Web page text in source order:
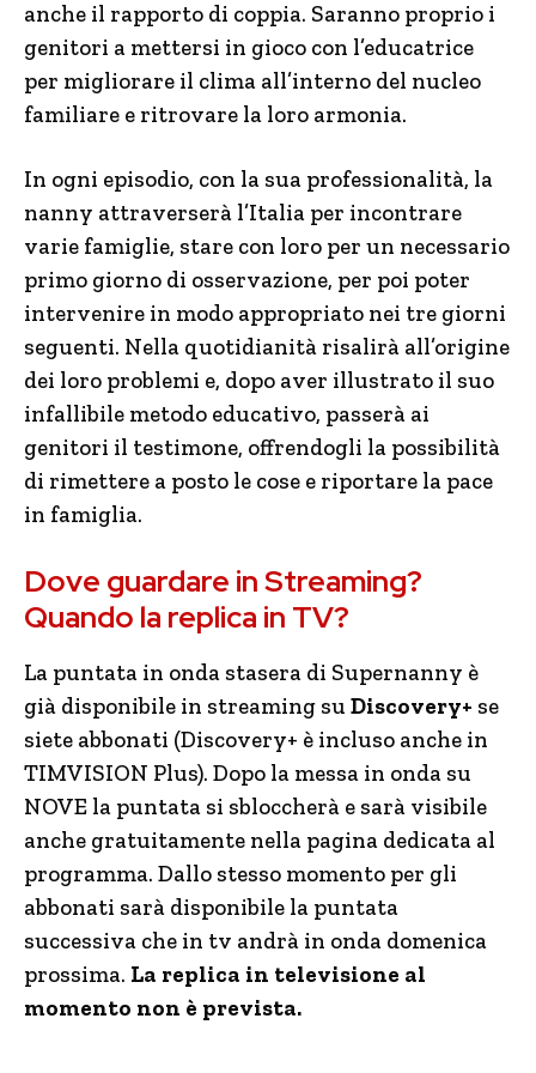
anche il rapporto di coppia. Saranno proprio i
genitori a mettersi in gioco con l’educatrice
per migliorare il clima all’interno del nucleo
familiare e ritrovare la loro armonia.
In ogni episodio, con la sua professionalità, la
nanny attraverserà l’Italia per incontrare
varie famiglie, stare con loro per un necessario
primo giorno di osservazione, per poi poter
intervenire in modo appropriato nei tre giorni
seguenti. Nella quotidianità risalirà all’origine
dei loro problemi e, dopo aver illustrato il suo
infallibile metodo educativo, passerà ai
genitori il testimone, offrendogli la possibilità
di rimettere a posto le cose e riportare la pace
in famiglia.
Dove guardare in Streaming?
Quando la replica in TV?
La puntata in onda stasera di Supernanny è
già disponibile in streaming su Discovery+ se
siete abbonati (Discovery+ è incluso anche in
TIMVISION Plus). Dopo la messa in onda su
NOVE la puntata si sbloccherà e sarà visibile
anche gratuitamente nella pagina dedicata al
programma. Dallo stesso momento per gli
abbonati sarà disponibile la puntata
successiva che in tv andrà in onda domenica
prossima. La replica in televisione al
momento non è prevista.